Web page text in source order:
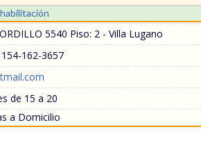
5540 Piso: 2 - Villa Lugano
162-3657
de 15 a 20
a Domicilio